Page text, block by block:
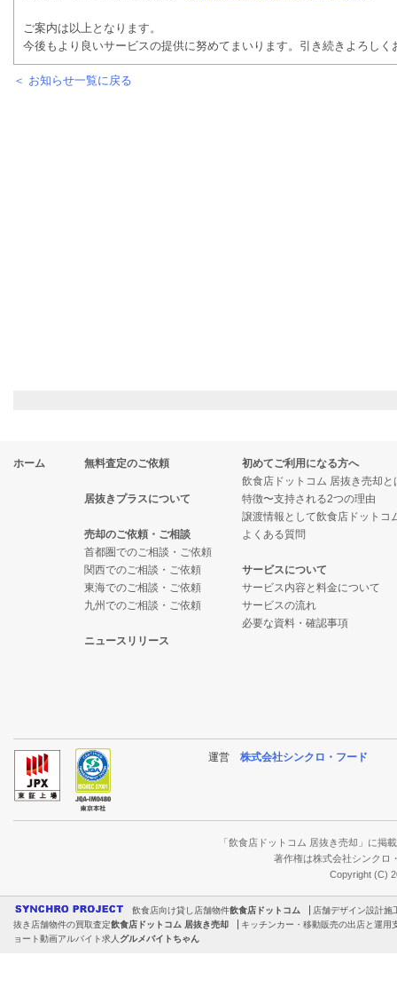
ご案内は以上となります。
今後もより良いサービスの提供に努めてまいります。引き続きよろしく
＜ お知らせ一覧に戻る
ホーム 無料査定のご依頼
居抜きプラスについて
売却のご依頼・ご相談
首都圏でのご相談・ご依頼
関西でのご相談・ご依頼
東海でのご相談・ご依頼
九州でのご相談・ご依頼
ニュースリリース
初めてご利用になる方へ
飲食店ドットコム 居抜き売却と
特徴〜支持される2つの理由
譲渡情報として飲食店ドットコ
よくある質問
サービスについて
サービス内容と料金について
サービスの流れ
必要な資料・確認事項
運営 株式会社シンクロ・フード
「飲食店ドットコム 居抜き売却」に掲
著作権は株式会社シンクロ
Copyright (C)
飲食店向け貸し店舗物件飲食店ドットコム
店舗デザイン設計施
抜き店舗物件の買取査定飲食店ドットコム 居抜き売却
キッチンカー・移動販売の出店と運用
ョート動画アルバイト求人 グルメバイトちゃん